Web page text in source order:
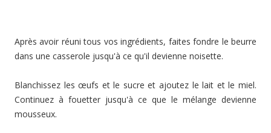
Après avoir réuni tous vos ingrédients, faites fondre le beurre
dans une casserole jusqu'à ce qu'il devienne noisette.
Blanchissez les œufs et le sucre et ajoutez le lait et le miel.
Continuez à fouetter jusqu'à ce que le mélange devienne
mousseux.